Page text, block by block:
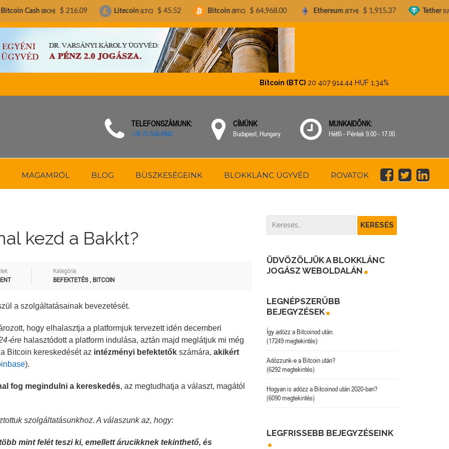
Bitcoin (BTC) 20 407 914,44 HUF1,34%
TELEFONSZÁMUNK:
+36 70 538-8940
CÍMÜNK
Budapest, Hungary
MUNKAIDŐNK:
Hétfő - Péntek 9.00 - 17.00
MAGAMRÓL BLOG BÜSZKESÉGEINK BLOKKLÁNC ÜGYVÉD ROVATOK
kezd a Bakkt?
Kategória
BEFEKTETÉS , BITCOIN
a szolgáltatásainak bevezetését.
hogy elhalasztja a platformjuk tervezett idén decemberi
ére halasztódott a platform indulása, aztán majd meglátjuk mi még
Bitcoin kereskedését az intézményi befektetők számára, akikért
).
fog megindulni a kereskedés, az megtudhatja a választ, magától
szolgáltatásunkhoz. A válaszunk az, hogy:
mint felét teszi ki, emellett árucikknek tekinthető, és
ÜDVÖZÖLJÜK A BLOKKLÁNC
JOGÁSZ WEBOLDALÁN
LEGNÉPSZERŰBB
BEJEGYZÉSEK
Így adózz a Bitcoinod után.
(17249 megtekintés)
Adózzunk-e a Bitcoin után?
(6292 megtekintés)
Hogyan is adózz a Bitcoinod után 2020-ban?
(6090 megtekintés)
LEGFRISSEBB BEJEGYZÉSEINK
$ 216.09 Litecoin (LTC) $ 45.52 Bitcoin (BTC) $ 64,968.00 Ethereum (ETH) $ 1,915.37 Tether (USDT) $